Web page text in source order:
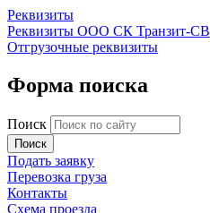
Реквизиты
Реквизиты ООО СК Транзит-СВ
Отгрузочные реквизиты
Форма поиска
Поиск
Подать заявку
Перевозка груза
Контакты
Схема проезда